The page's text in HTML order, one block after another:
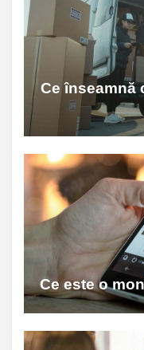
Ce înseamnă
Ce este o